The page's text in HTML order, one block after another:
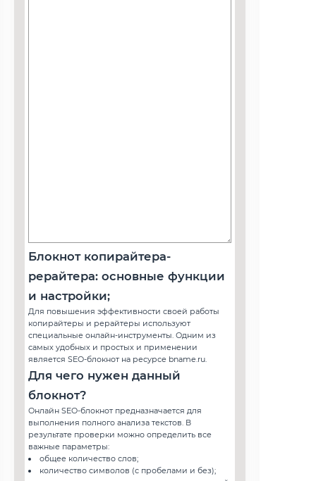
Блокнот копирайтера-
рерайтера: основные функции
и настройки;
Для повышения эффективности своей работы
копирайтеры и рерайтеры используют
специальные онлайн-инструменты. Одним из
самых удобных и простых и применении
является SEO-блокнот на ресурсе bname.ru.
Для чего нужен данный
блокнот?
Онлайн SEO-блокнот предназначается для
выполнения полного анализа текстов. В
результате проверки можно определить все
важные параметры:
общее количество слов;
количество символов (с пробелами и без);